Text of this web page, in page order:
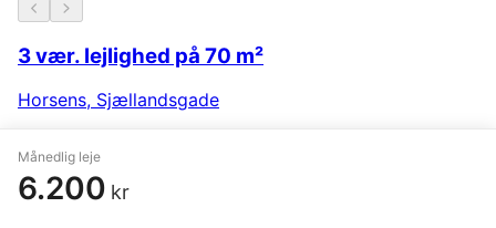
Månedlig leje
6.200 kr
3 vær. lejlighed på 70 m²
Horsens, Sjællandsgade